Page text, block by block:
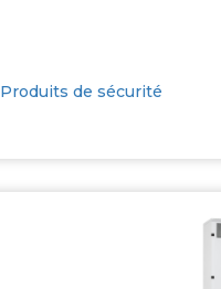
Produits de sécurité